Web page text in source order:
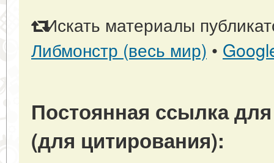
Искать материалы
Либмонстр (весь мир) •
Постоянная ссылка
(для цитирования):